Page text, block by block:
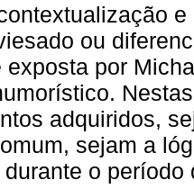
ou
exposta por
adquiridos,
sejam a
o